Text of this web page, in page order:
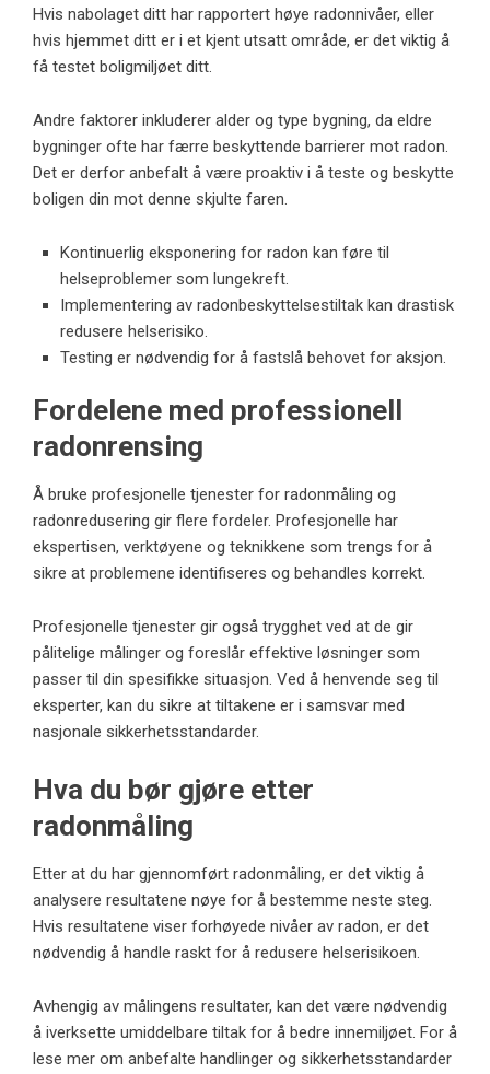
Hvis nabolaget ditt har rapportert høye radonnivåer, eller
hvis hjemmet ditt er i et kjent utsatt område, er det viktig å
få testet boligmiljøet ditt.
Andre faktorer inkluderer alder og type bygning, da eldre
bygninger ofte har færre beskyttende barrierer mot radon.
Det er derfor anbefalt å være proaktiv i å teste og beskytte
boligen din mot denne skjulte faren.
Kontinuerlig eksponering for radon kan føre til
helseproblemer som lungekreft.
Implementering av radonbeskyttelsestiltak kan drastisk
redusere helserisiko.
Testing er nødvendig for å fastslå behovet for aksjon.
Fordelene med professionell
radonrensing
Å bruke profesjonelle tjenester for radonmåling og
radonredusering gir flere fordeler. Profesjonelle har
ekspertisen, verktøyene og teknikkene som trengs for å
sikre at problemene identifiseres og behandles korrekt.
Profesjonelle tjenester gir også trygghet ved at de gir
pålitelige målinger og foreslår effektive løsninger som
passer til din spesifikke situasjon. Ved å henvende seg til
eksperter, kan du sikre at tiltakene er i samsvar med
nasjonale sikkerhetsstandarder.
Hva du bør gjøre etter
radonmåling
Etter at du har gjennomført radonmåling, er det viktig å
analysere resultatene nøye for å bestemme neste steg.
Hvis resultatene viser forhøyede nivåer av radon, er det
nødvendig å handle raskt for å redusere helserisikoen.
Avhengig av målingens resultater, kan det være nødvendig
å iverksette umiddelbare tiltak for å bedre innemiljøet. For å
lese mer om anbefalte handlinger og sikkerhetsstandarder